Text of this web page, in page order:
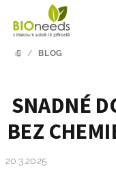
obsah
DOMŮ
/ BLOG
SNADNÉ
BEZ
20.3.2025